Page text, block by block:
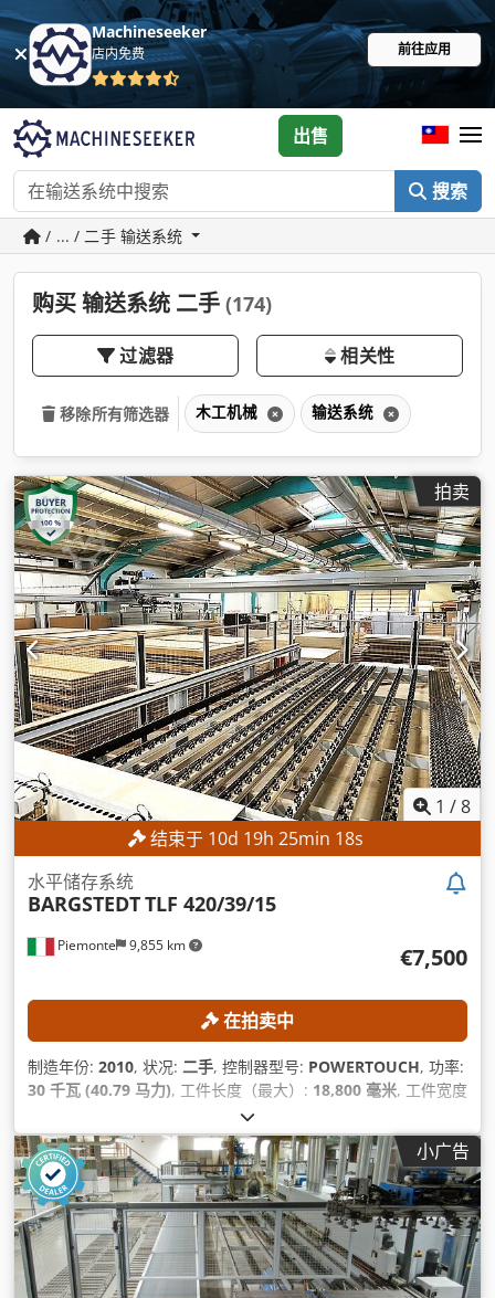
Machineseeker
店内免费 前往应用
搜索
出售
/ ... / 二手 输送系统
购买 输送系统 二手 (174)
过滤器 相关性
移除所有筛选器 木工机械 输送系统
拍卖
1 /8
结束于 10d 19h 25min 16s
Piemonte 9,855 km
水平储存系统
BARGSTEDTTLF 420/39/15
€7,500
在拍卖中
制造年份: 2010, 状况: 二手, 控制器型号: POWERTOUCH, 功率:
30 千瓦 (40.79 马力), 工件长度（最大）: 18,800 毫米, 工件宽度
, X轴进给速度:
小广告